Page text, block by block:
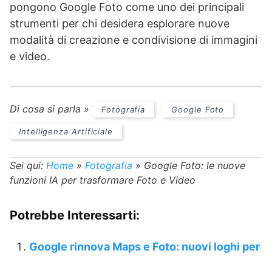
pongono Google Foto come uno dei principali
strumenti per chi desidera esplorare nuove
modalità di creazione e condivisione di immagini
e video.
Di cosa si parla » Fotografia Google Foto
Intelligenza Artificiale
Sei qui: Home » Fotografia » Google Foto: le nuove
funzioni IA per trasformare Foto e Video
Potrebbe Interessarti:
Google rinnova Maps e Foto: nuovi loghi per